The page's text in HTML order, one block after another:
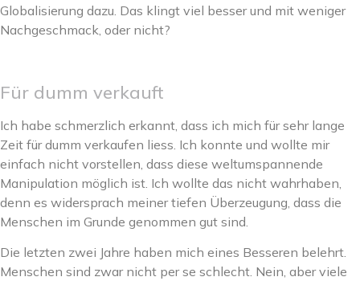
Globalisierung dazu. Das klingt viel besser und mit weniger
Nachgeschmack, oder nicht?
Für dumm verkauft
Ich habe schmerzlich erkannt, dass ich mich für sehr lange
Zeit für dumm verkaufen liess. Ich konnte und wollte mir
einfach nicht vorstellen, dass diese weltumspannende
Manipulation möglich ist. Ich wollte das nicht wahrhaben,
denn es widersprach meiner tiefen Überzeugung, dass die
Menschen im Grunde genommen gut sind.
Die letzten zwei Jahre haben mich eines Besseren belehrt.
Menschen sind zwar nicht per se schlecht. Nein, aber viele